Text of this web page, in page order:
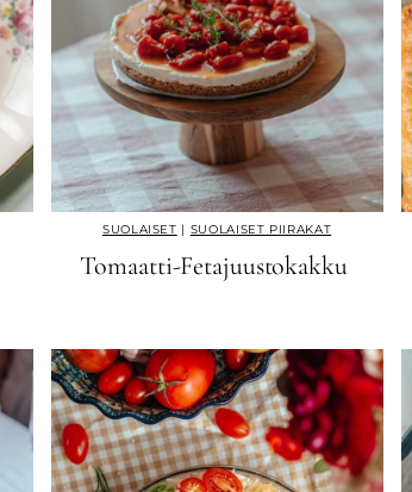
SUOLAISET | SUOLAISET PIIRAKAT
Tomaatti-Fetajuustokakku